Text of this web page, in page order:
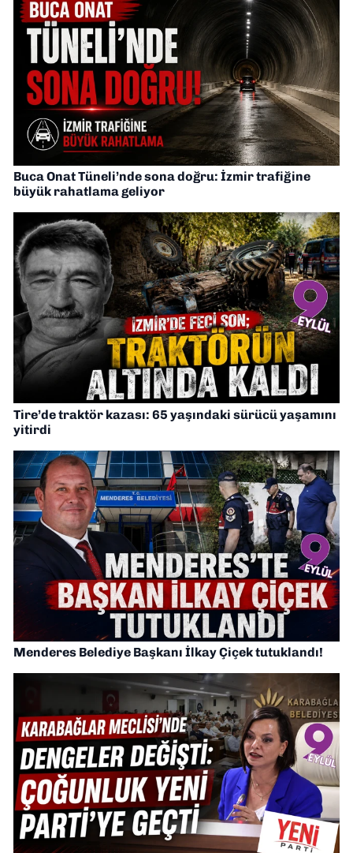
Buca Onat Tüneli’nde sona doğru: İzmir trafiğine
büyük rahatlama geliyor
Tire’de traktör kazası: 65 yaşındaki sürücü yaşamını
yitirdi
Menderes Belediye Başkanı İlkay Çiçek tutuklandı!